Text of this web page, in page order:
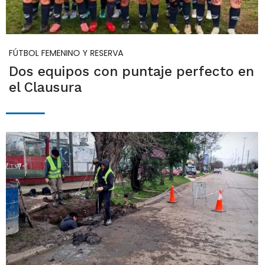
FÚTBOL FEMENINO Y RESERVA
Dos equipos con puntaje perfecto en
el Clausura